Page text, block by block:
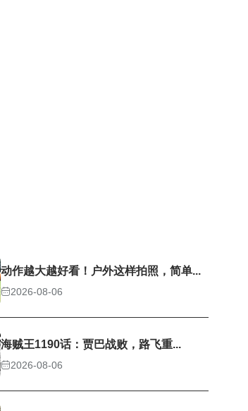
动作越大越好看！户外这样拍照，简单...
2026-08-06
海贼王1190话：贾巴战败，路飞重...
2026-08-06